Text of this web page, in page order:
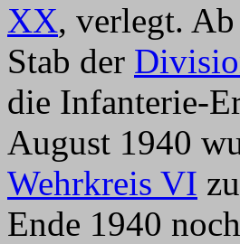
XX, verlegt.
Stab der
die Infanterie-
August 1940
Wehrkreis VI
Ende 1940